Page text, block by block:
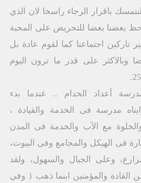
باقرار الرجاء راسخا لان الذي
بعضنا بعضا للتحريض على المحبة
تاركين اجتماعنا كما لقوم عادة بل
وبالاكثر على قدر ما ترون اليوم
أعداد الخدام .. عندما بدء
مدرسة فى الخدمة والقيادة ،
مع الآب والخدمة فى المدن
فى الهيكل والمجامع وفى البيوت،
وعلى الجبال والسهول، ولقد
من القادة والمؤمنين اينما ذهب { وفي